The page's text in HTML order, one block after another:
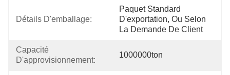
Détails D'emballage:
Paquet Standard
D'exportation, Ou Selon
La Demande De Client
Capacité
D'approvisionnement:
1000000ton